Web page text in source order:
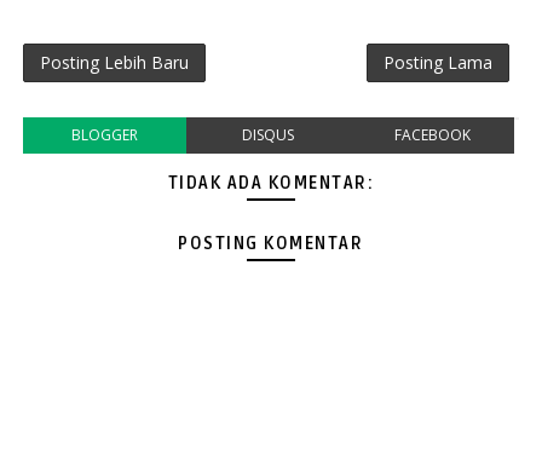
Posting Lebih Baru Posting Lama
BLOGGER DISQUS FACEBOOK
TIDAK ADA KOMENTAR:
POSTING KOMENTAR